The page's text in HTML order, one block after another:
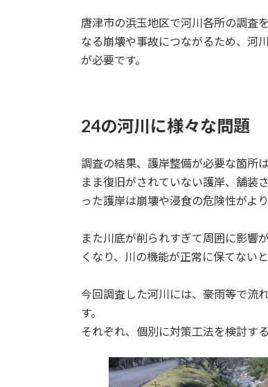
:
唐津市の浜玉地区で河川各所の調査
なる崩壊や事故につながるため、河
が必要です。
24の河川に様々な問題
調査の結果、護岸整備が必要な箇所
まま復旧がされていない護岸、舗装
った護岸は崩壊や浸食の危険性がより
また川底が削られすぎて周囲に影響
くなり、川の機能が正常に保てない
今回調査した河川には、豪雨等で流
す。
それぞれ、個別に対策工法を検討す